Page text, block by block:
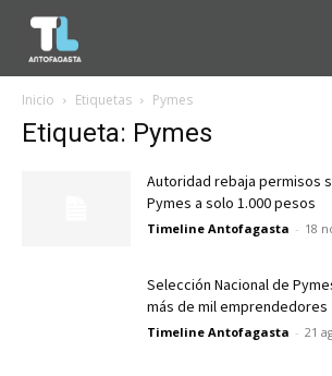
Inicio Etiquetas Pymes
Etiqueta: Pymes
Autoridad rebaja permisos
Pymes a solo 1.000 pesos
Timeline Antofagasta - 18
Selección Nacional de
más de mil emprendedores
Timeline Antofagasta - 21